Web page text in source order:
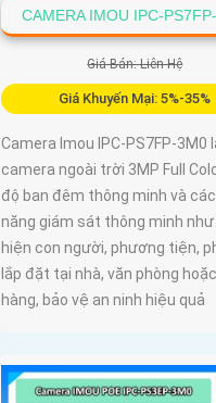
CAMERA IMOU IPC-
Giá Bán: Liên Hệ
Giá Khuyến Mại: 5%-35%
Camera Imou IPC-PS7FP-3M0
camera ngoài trời 3MP Full
độ ban đêm thông minh và
năng giám sát thông minh
hiện con người, phương tiện,
lắp đặt tại nhà, văn phòng
hàng, bảo vệ an ninh hiệu quả